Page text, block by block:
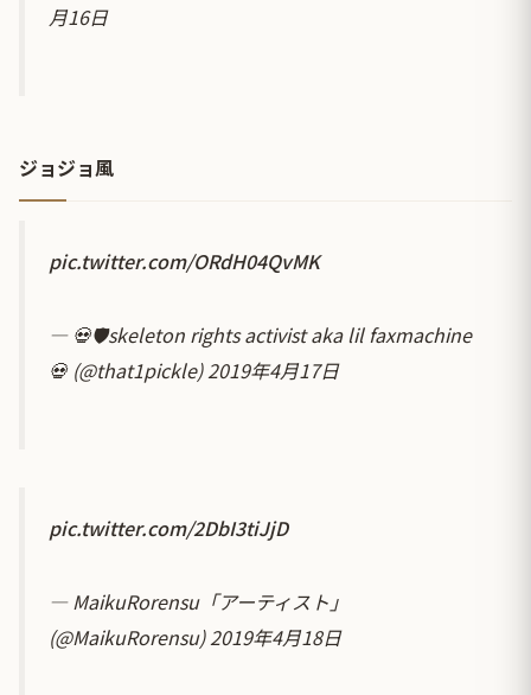
月16日
ジョジョ風
pic.twitter.com/ORdH04QvMK
— 💀🛡️skeleton rights activist aka lil faxmachine
💀 (@that1pickle)2019年4月17日
pic.twitter.com/2DbI3tiJjD
— MaikuRorensu「アーティスト」
(@MaikuRorensu)2019年4月18日